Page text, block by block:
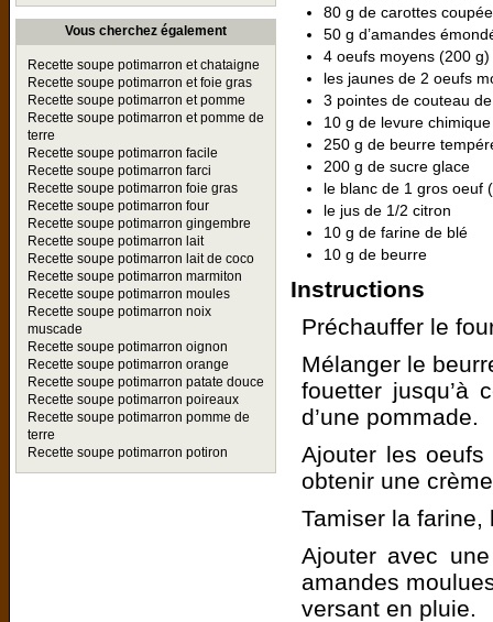
Vous cherchez également
Recette soupe potimarron et chataigne
Recette soupe potimarron et foie gras
Recette soupe potimarron et pomme
Recette soupe potimarron et pomme de
terre
Recette soupe potimarron facile
Recette soupe potimarron farci
Recette soupe potimarron foie gras
Recette soupe potimarron four
Recette soupe potimarron gingembre
Recette soupe potimarron lait
Recette soupe potimarron lait de coco
Recette soupe potimarron marmiton
Recette soupe potimarron moules
Recette soupe potimarron noix
muscade
Recette soupe potimarron oignon
Recette soupe potimarron orange
Recette soupe potimarron patate douce
Recette soupe potimarron poireaux
Recette soupe potimarron pomme de
terre
Recette soupe potimarron potiron
80 g de carottes
50 g d’amandes
4 oeufs moyens (200 g)
les jaunes de 2 oeufs
3 pointes de couteau
10 g de levure chimique
250 g de beurre
200 g de sucre glace
le blanc de 1 gros oeuf
le jus de 1/2 citron
10 g de farine de blé
10 g de beurre
Instructions
Préchauffer le
Mélanger le
fouetter jusqu’à
d’une pommade.
Ajouter les
obtenir une
Tamiser la
Ajouter avec
amandes
versant en pluie.